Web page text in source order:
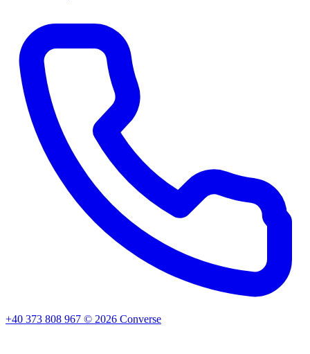
+40 373 808 967 © 2026 Converse